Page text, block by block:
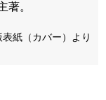
著。
紙（カバー）より